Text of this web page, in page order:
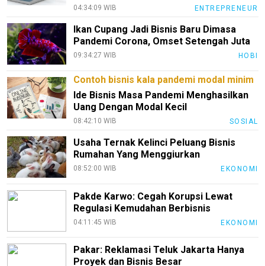
04:34:09 WIB ENTREPRENEUR
Ikan Cupang Jadi Bisnis Baru Dimasa
Pandemi Corona, Omset Setengah Juta
09:34:27 WIB HOBI
Contoh bisnis kala pandemi modal minim
Ide Bisnis Masa Pandemi Menghasilkan
Uang Dengan Modal Kecil
08:42:10 WIB SOSIAL
Usaha Ternak Kelinci Peluang Bisnis
Rumahan Yang Menggiurkan
08:52:00 WIB EKONOMI
Pakde Karwo: Cegah Korupsi Lewat
Regulasi Kemudahan Berbisnis
04:11:45 WIB EKONOMI
Pakar: Reklamasi Teluk Jakarta Hanya
Proyek dan Bisnis Besar
Loker
InfoKepri
KuansingTerkini
Bisnis
Sehat
PotensiRohil
LabuhanBatu
Rohul
Karir